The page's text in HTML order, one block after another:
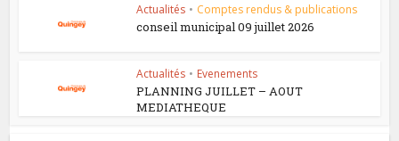
Actualités • Comptes rendus & publications
conseil municipal 09 juillet 2026
Actualités • Evenements
PLANNING JUILLET – AOUT
MEDIATHEQUE